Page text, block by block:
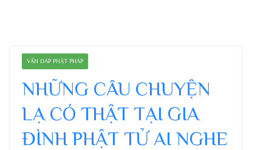
VẤN ĐÁP PHẬT PHÁP
NHỮNG CÂU CHUYỆN
LẠ CÓ THẬT TẠI GIA
ĐÌNH PHẬT TỬ AI NGHE